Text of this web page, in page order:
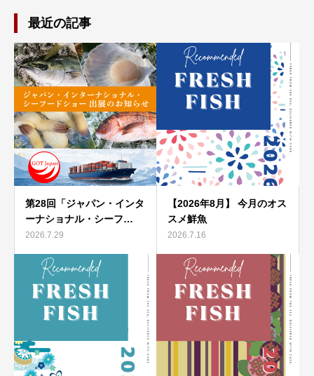
最近の記事
第28回「ジャパン・インタ
ーナショナル・シーフ…
2026.7.29
【2026年8月】 今月のオス
スメ鮮魚
2026.7.16